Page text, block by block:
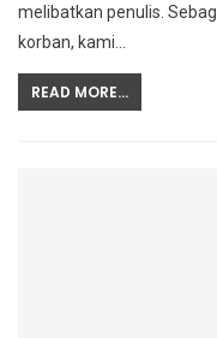
melibatkan penulis.
korban, kami
READ MORE...